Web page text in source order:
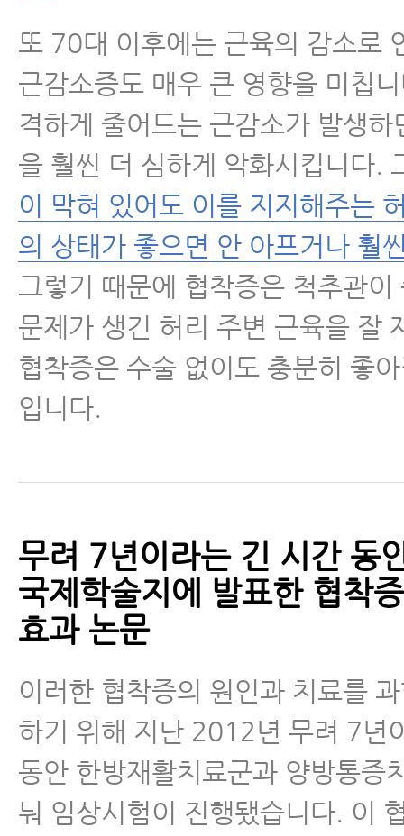
또 70대 이후에는 근육의 감소로
근감소증도 매우 큰 영향을 미칩
격하게 줄어드는 근감소가 발생하
을 훨씬 더 심하게 악화시킵니다.
이 막혀 있어도 이를 지지해주는
의 상태가 좋으면 안 아프거나 훨
그렇기 때문에 협착증은 척추관이
문제가 생긴 허리 주변 근육을 잘
협착증은 수술 없이도 충분히 좋
입니다.
무려 7년이라는 긴 시간 동
국제학술지에 발표한 협착
효과 논문
이러한 협착증의 원인과 치료를
하기 위해 지난 2012년 무려 7년
동안 한방재활치료군과 양방통증
눠 임상시험이 진행됐습니다. 이